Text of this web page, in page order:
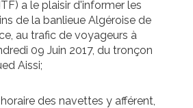
a le plaisir d'informer les
de la banlieue Algéroise de
au trafic de voyageurs à
09 Juin 2017, du tronçon
Aissi;
des navettes y afférent,